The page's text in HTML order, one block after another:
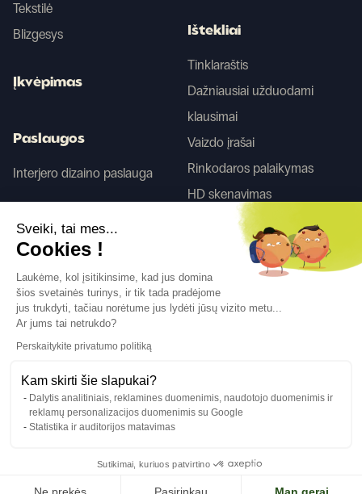
Sekite mus
Tekstilė
Blizgesys
Įkvėpimas
Paslaugos
Interjero dizaino paslauga
Ištekliai
Tinklaraštis
Dažniausiai užduodami
klausimai
Vaizdo įrašai
Rinkodaros palaikymas
HD skenavimas
Teisinė informacijaPrivatumo politika
Kalba LT ↓
Sveiki, tai mes...
Cookies !
Laukėme, kol įsitikinsime, kad jus domina
šios svetainės turinys, ir tik tada pradėjome
jus trukdyti, tačiau norėtume jus lydėti jūsų vizito metu...
Ar jums tai netrukdo?
Perskaitykite privatumo politiką
Kam skirti šie slapukai?
Dalytis analitiniais, reklamines duomenimis, naudotojo duomenimis ir
reklamų personalizacijos duomenimis su Google
Statistika ir auditorijos matavimas
Sutikimai, kuriuos patvirtino